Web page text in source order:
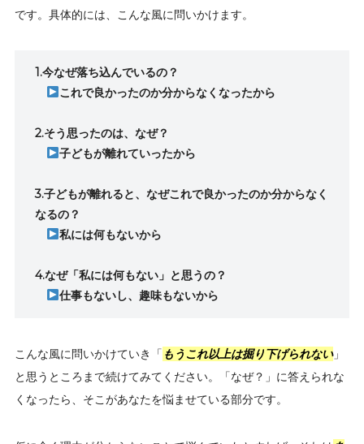
です。具体的には、こんな風に問いかけます。
1.今なぜ落ち込んでいるの？
これで良かったのか分からなくなったから
2.そう思ったのは、なぜ？
子どもが離れていったから
3.子どもが離れると、なぜこれで良かったのか分からなく
なるの？
私には何もないから
4.なぜ「私には何もない」と思うの？
仕事もないし、趣味もないから
こんな風に問いかけていき「 もうこれ以上は掘り下げられない」
と思うところまで続けてみてください。「なぜ？」に答えられな
くなったら、そこがあなたを悩ませている部分です。